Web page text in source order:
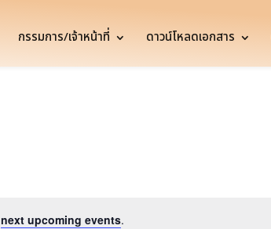
กรรมการ/เจ้าหน้าที่ ดาวน์โหลดเอกสาร
next upcoming events.